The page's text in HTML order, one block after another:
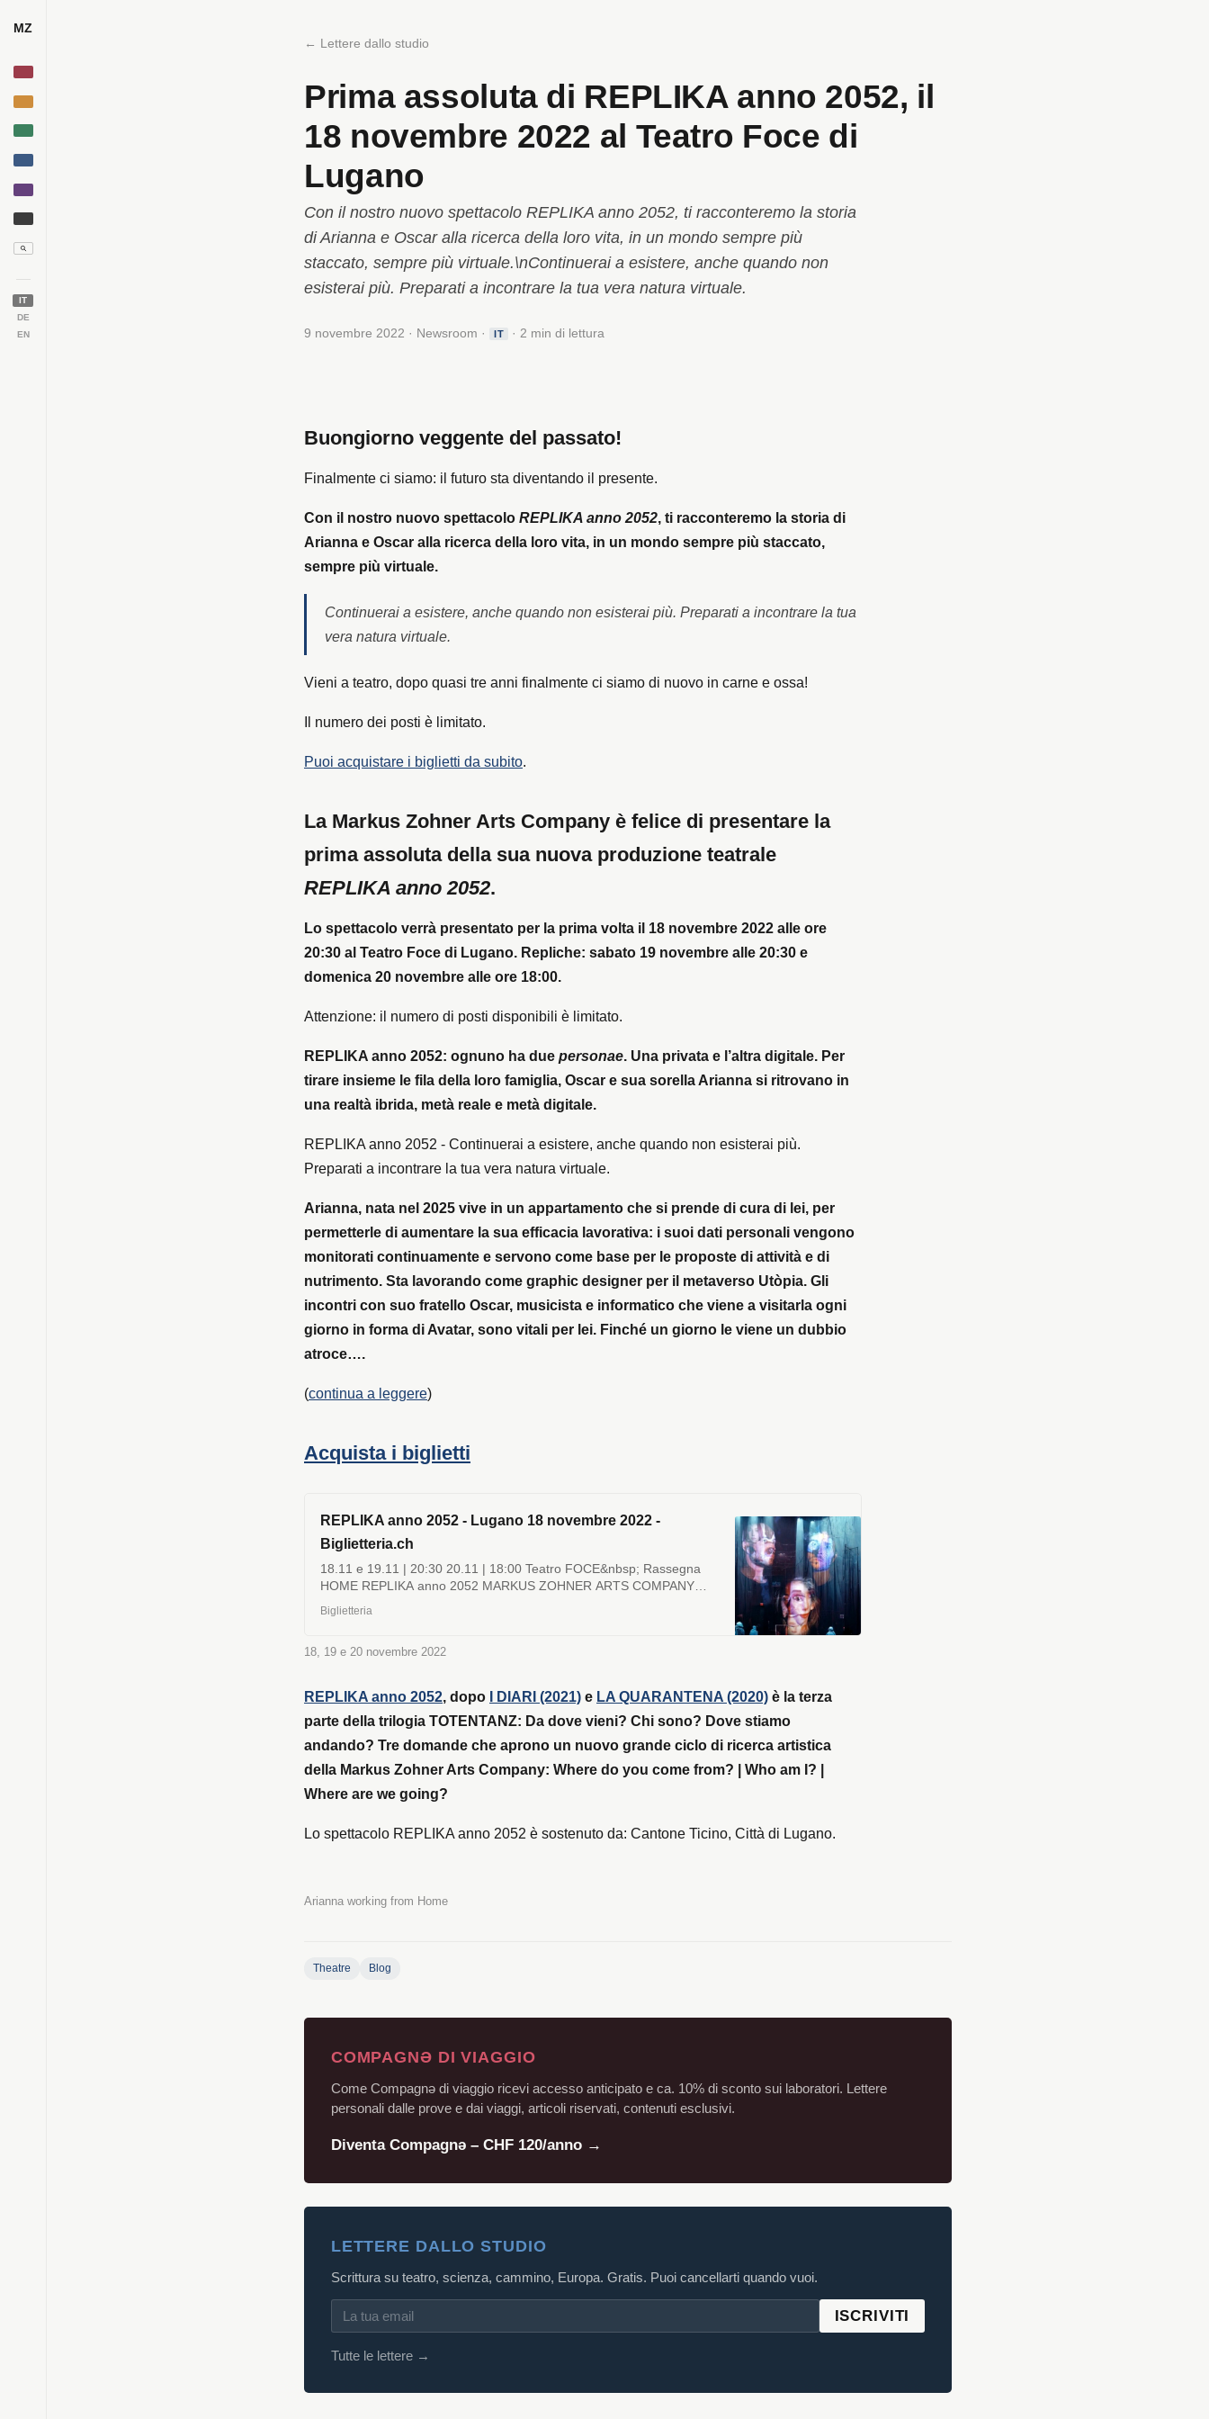
MZ
IT
DE
EN
← Lettere dallo studio
Prima assoluta di REPLIKA anno 2052, il
18 novembre 2022 al Teatro Foce di
Lugano
Con il nostro nuovo spettacolo REPLIKA anno 2052, ti racconteremo la storia
di Arianna e Oscar alla ricerca della loro vita, in un mondo sempre più
staccato, sempre più virtuale.\nContinuerai a esistere, anche quando non
esisterai più. Preparati a incontrare la tua vera natura virtuale.
9 novembre 2022 · Newsroom · IT · 2 min di lettura
Buongiorno veggente del passato!
Finalmente ci siamo: il futuro sta diventando il presente.
Con il nostro nuovo spettacolo REPLIKA anno 2052, ti racconteremo la storia di
Arianna e Oscar alla ricerca della loro vita, in un mondo sempre più staccato,
sempre più virtuale.
Continuerai a esistere, anche quando non esisterai più. Preparati a incontrare la tua
vera natura virtuale.
Vieni a teatro, dopo quasi tre anni finalmente ci siamo di nuovo in carne e ossa!
Il numero dei posti è limitato.
Puoi acquistare i biglietti da subito.
La Markus Zohner Arts Company è felice di presentare la
prima assoluta della sua nuova produzione teatrale
REPLIKA anno 2052.
Lo spettacolo verrà presentato per la prima volta il 18 novembre 2022 alle ore
20:30 al Teatro Foce di Lugano. Repliche: sabato 19 novembre alle 20:30 e
domenica 20 novembre alle ore 18:00.
Attenzione: il numero di posti disponibili è limitato.
REPLIKA anno 2052: ognuno ha due personae. Una privata e l’altra digitale. Per
tirare insieme le fila della loro famiglia, Oscar e sua sorella Arianna si ritrovano in
una realtà ibrida, metà reale e metà digitale.
REPLIKA anno 2052 - Continuerai a esistere, anche quando non esisterai più.
Preparati a incontrare la tua vera natura virtuale.
Arianna, nata nel 2025 vive in un appartamento che si prende di cura di lei, per
permetterle di aumentare la sua efficacia lavorativa: i suoi dati personali vengono
monitorati continuamente e servono come base per le proposte di attività e di
nutrimento. Sta lavorando come graphic designer per il metaverso Utòpia. Gli
incontri con suo fratello Oscar, musicista e informatico che viene a visitarla ogni
giorno in forma di Avatar, sono vitali per lei. Finché un giorno le viene un dubbio
atroce….
(continua a leggere)
Acquista i biglietti
REPLIKA anno 2052 - Lugano 18 novembre 2022 -
Biglietteria.ch
18.11 e 19.11 | 20:30 20.11 | 18:00 Teatro FOCE&nbsp; Rassegna
HOME REPLIKA anno 2052 MARKUS ZOHNER ARTS COMPANY
Luca MassaroliInteraction designer: Sandro PianettiAssistente di
Biglietteria
18, 19 e 20 novembre 2022
REPLIKA anno 2052, dopo I DIARI (2021) e LA QUARANTENA (2020) è la terza
parte della trilogia TOTENTANZ: Da dove vieni? Chi sono? Dove stiamo
andando? Tre domande che aprono un nuovo grande ciclo di ricerca artistica
della Markus Zohner Arts Company: Where do you come from? | Who am I? |
Where are we going?
Lo spettacolo REPLIKA anno 2052 è sostenuto da: Cantone Ticino, Città di Lugano.
Arianna working from Home
Theatre Blog
COMPAGNƏ DI VIAGGIO
Come Compagnə di viaggio ricevi accesso anticipato e ca. 10% di sconto sui laboratori. Lettere
personali dalle prove e dai viaggi, articoli riservati, contenuti esclusivi.
Diventa Compagnə – CHF 120/anno →
LETTERE DALLO STUDIO
Scrittura su teatro, scienza, cammino, Europa. Gratis. Puoi cancellarti quando vuoi.
ISCRIVITI
Tutte le lettere →